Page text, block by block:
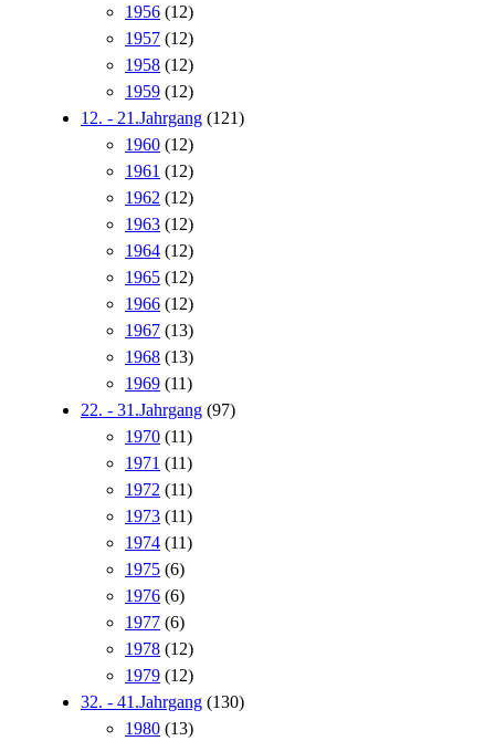
1956 (12)
1957 (12)
1958 (12)
1959 (12)
12. - 21.Jahrgang (121)
1960 (12)
1961 (12)
1962 (12)
1963 (12)
1964 (12)
1965 (12)
1966 (12)
1967 (13)
1968 (13)
1969 (11)
22. - 31.Jahrgang (97)
1970 (11)
1971 (11)
1972 (11)
1973 (11)
1974 (11)
1975 (6)
1976 (6)
1977 (6)
1978 (12)
1979 (12)
32. - 41.Jahrgang (130)
1980 (13)